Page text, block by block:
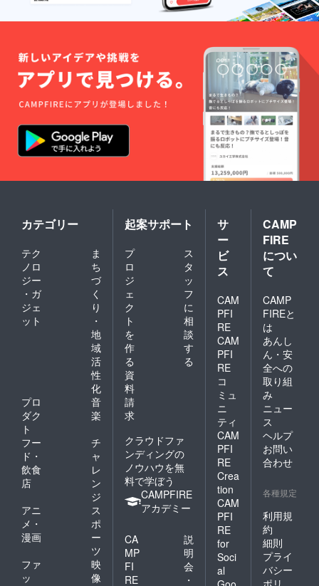
カテゴリー
テク
ノロ
ジー
・ガ
ジェ
ット
ま
ち
づ
く
り
・
地
域
活
性
化
プロ
ダク
ト
音
楽
フー
ド・
飲食
店
チ
ャ
レ
ン
ジ
アニ
メ・
漫画
ス
ポ
ー
ツ
ファ
ッ
映
像
起案サポート
プ
ロ
ジ
ェ
ク
ト
を
作
る
ス
タ
ッ
フ
に
相
談
す
る
資
料
請
求
クラウドファ
ンディングの
ノウハウを無
料で学ぼう
CAMPFIRE
アカデミー
CA
MP
FI
RE
説
明
会
・
サ
ー
ビ
ス
CAM
PFI
RE
CAM
PFI
RE
コ
ミュ
ニ
ティ
CAM
PFI
RE
Crea
tion
CAM
PFI
RE
for
Soci
al
CAMP
FIRE
につい
て
CAMP
FIREと
は
あんし
ん・安
全への
取り組
み
ニュー
ス
ヘルプ
お問い
合わせ
各種規定
利用規
約
細則
プライ
バシー